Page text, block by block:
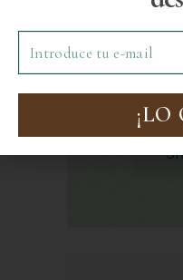
Shop
winter
¡LO